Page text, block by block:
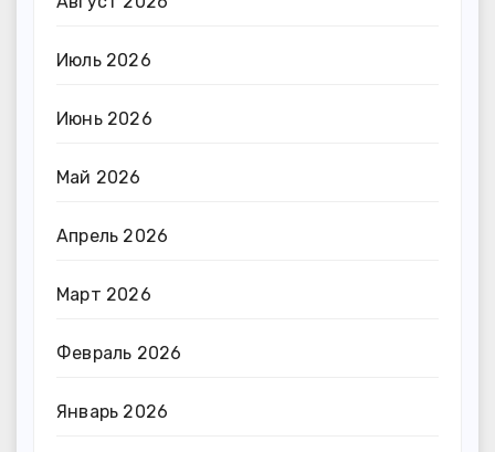
Июль 2026
Июнь 2026
Май 2026
Апрель 2026
Март 2026
Февраль 2026
Январь 2026